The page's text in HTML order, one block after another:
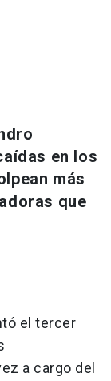
en los
más
que
el tercer
a cargo del